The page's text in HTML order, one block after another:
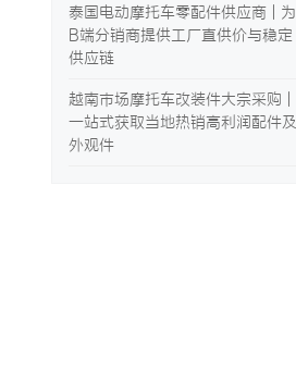
泰国电动摩托车零配件供应商 | 为
B端分销商提供工厂直供价与稳定
供应链
越南市场摩托车改装件大宗采购 |
一站式获取当地热销高利润配件及
外观件